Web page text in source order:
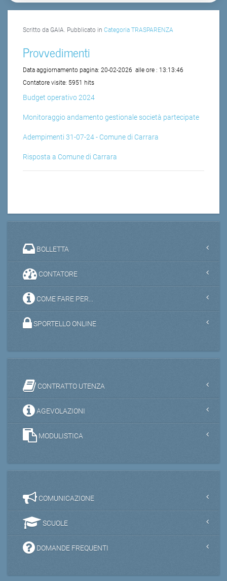
Scritto da GAIA. Pubblicato in Categoria TRASPARENZA
Provvedimenti
Data aggiornamento pagina: 20-02-2026 alle ore : 13:13:46
Contatore visite: 5951 hits
Budget operativo 2024
Monitoraggio andamento gestionale società partecipate
Adempimenti 31-07-24 - Comune di Carrara
Risposta a Comune di Carrara
BOLLETTA
CONTATORE
COME FARE PER...
SPORTELLO ONLINE
CONTRATTO UTENZA
AGEVOLAZIONI
MODULISTICA
COMUNICAZIONE
SCUOLE
DOMANDE FREQUENTI